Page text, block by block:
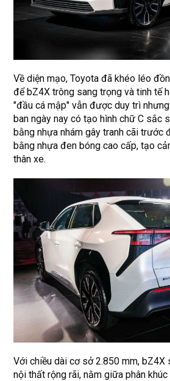
Về diện mạo, Toyota đã khéo léo
để bZ4X trông sang trọng và tinh tế
"đầu cá mập" vẫn được duy trì
ban ngày nay có tạo hình chữ C sắc
bằng nhựa nhám gây tranh cãi trước
bằng nhựa đen bóng cao cấp, tạo
thân xe.
Với chiều dài cơ sở 2.850 mm, bZ4X
nội thất rộng rãi, nằm giữa phân